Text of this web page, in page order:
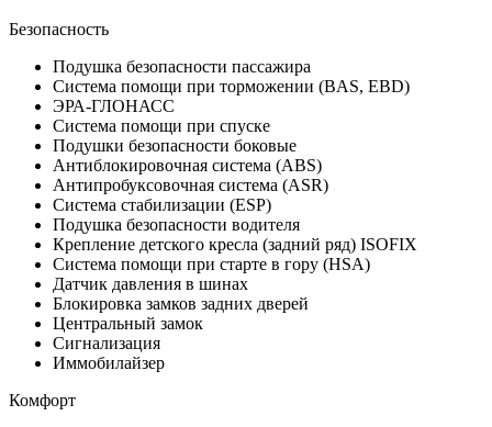
Безопасность
Подушка безопасности пассажира
Система помощи при торможении (BAS, EBD)
ЭРА-ГЛОНАСС
Система помощи при спуске
Подушки безопасности боковые
Антиблокировочная система (ABS)
Антипробуксовочная система (ASR)
Система стабилизации (ESP)
Подушка безопасности водителя
Крепление детского кресла (задний ряд) ISOFIX
Система помощи при старте в гору (HSA)
Датчик давления в шинах
Блокировка замков задних дверей
Центральный замок
Сигнализация
Иммобилайзер
Комфорт